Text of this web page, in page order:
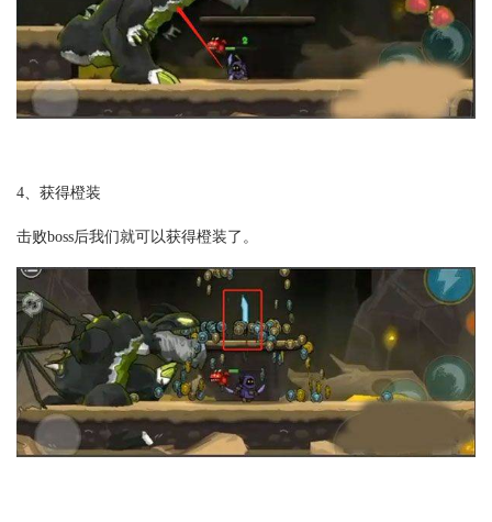
4、获得橙装
击败boss后我们就可以获得橙装了。